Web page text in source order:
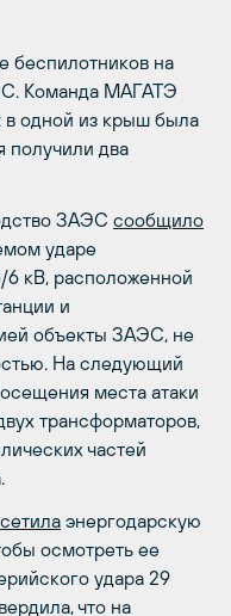
беспилотников на
Команда МАГАТЭ
в одной из крыш была
получили два
ЗАЭС сообщило
ударе
6 кВ, расположенной
и
объекты ЗАЭС, не
На следующий
места атаки
трансформаторов,
частей
энергодарскую
осмотреть ее
удара 29
что на